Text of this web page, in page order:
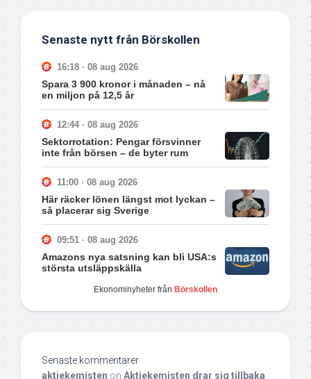
Senaste nytt från Börskollen
16:18 · 08 aug 2026
Spara 3 900 kronor i månaden – nå
en miljon på 12,5 år
12:44 · 08 aug 2026
Sektorrotation: Pengar försvinner
inte från börsen – de byter rum
11:00 · 08 aug 2026
Här räcker lönen längst mot lyckan –
så placerar sig Sverige
09:51 · 08 aug 2026
Amazons nya satsning kan bli USA:s
största utsläppskälla
Ekonominyheter från Börskollen
Senaste kommentarer
aktiekemisten on Aktiekemisten drar sig tillbaka